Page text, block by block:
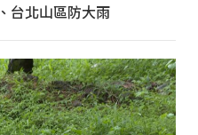
台北山區防大雨